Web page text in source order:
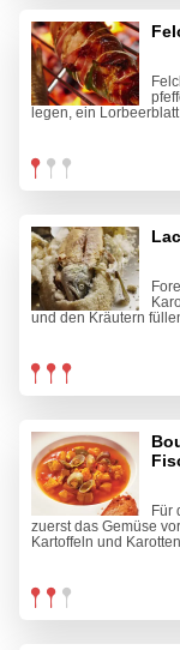
legen, ein
und den Kräutern
Für
zuerst das Gemüse
Kartoffeln und